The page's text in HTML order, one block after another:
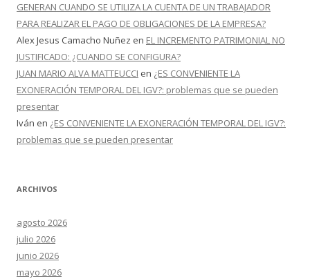
GENERAN CUANDO SE UTILIZA LA CUENTA DE UN TRABAJADOR
PARA REALIZAR EL PAGO DE OBLIGACIONES DE LA EMPRESA?
Alex Jesus Camacho Nuñez en EL INCREMENTO PATRIMONIAL NO
JUSTIFICADO: ¿CUANDO SE CONFIGURA?
JUAN MARIO ALVA MATTEUCCI en ¿ES CONVENIENTE LA
EXONERACIÓN TEMPORAL DEL IGV?: problemas que se pueden
presentar
Iván en ¿ES CONVENIENTE LA EXONERACIÓN TEMPORAL DEL IGV?:
problemas que se pueden presentar
ARCHIVOS
agosto 2026
julio 2026
junio 2026
mayo 2026